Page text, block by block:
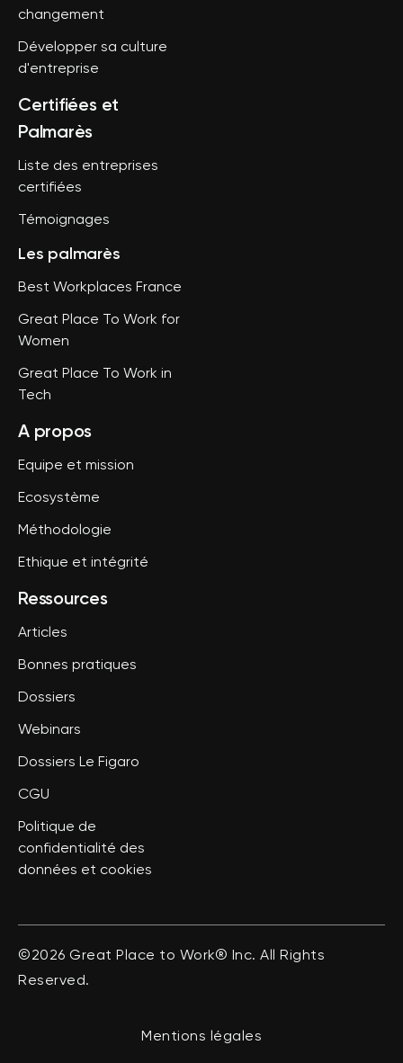
changement
Développer sa culture
d'entreprise
Certifiées et
Palmarès
Liste des entreprises
certifiées
Témoignages
Les palmarès
Best Workplaces France
Great Place To Work for
Women
Great Place To Work in
Tech
A propos
Equipe et mission
Ecosystème
Méthodologie
Ethique et intégrité
Ressources
Articles
Bonnes pratiques
Dossiers
Webinars
Dossiers Le Figaro
CGU
Politique de
confidentialité des
données et cookies
©2026 Great Place to Work® Inc. All Rights
Reserved.
Mentions légales